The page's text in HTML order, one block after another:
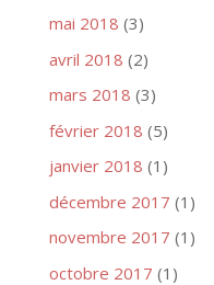
mai 2018 (3)
avril 2018 (2)
mars 2018 (3)
février 2018 (5)
janvier 2018 (1)
décembre 2017 (1)
novembre 2017 (1)
octobre 2017 (1)